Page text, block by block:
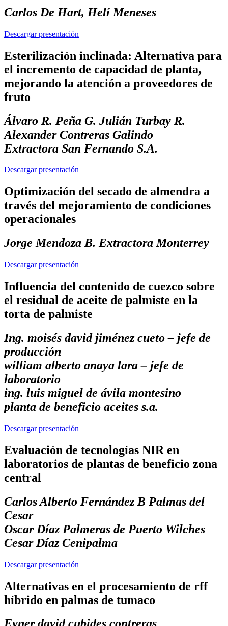
Carlos De Hart, Helí Meneses
Descargar presentación
Esterilización inclinada: Alternativa para
el incremento de capacidad de planta,
mejorando la atención a proveedores de
fruto
Álvaro R. Peña G. Julián Turbay R.
Alexander Contreras Galindo
Extractora San Fernando S.A.
Descargar presentación
Optimización del secado de almendra a
través del mejoramiento de condiciones
operacionales
Jorge Mendoza B. Extractora Monterrey
Descargar presentación
Influencia del contenido de cuezco sobre
el residual de aceite de palmiste en la
torta de palmiste
Ing. moisés david jiménez cueto – jefe de
producción
william alberto anaya lara – jefe de
laboratorio
ing. luis miguel de ávila montesino
planta de beneficio aceites s.a.
Descargar presentación
Evaluación de tecnologías NIR en
laboratorios de plantas de beneficio zona
central
Carlos Alberto Fernández B Palmas del
Cesar
Oscar Díaz Palmeras de Puerto Wilches
Cesar Díaz Cenipalma
Descargar presentación
Alternativas en el procesamiento de rff
híbrido en palmas de tumaco